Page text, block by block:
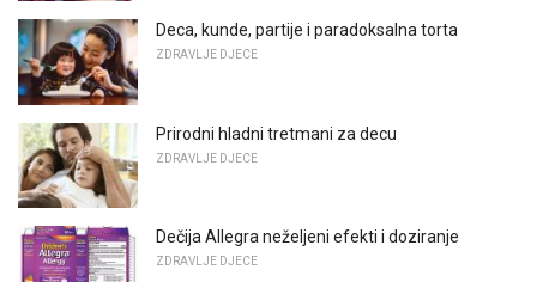
Deca, kunde, partije i paradoksalna torta
ZDRAVLJE DJECE
Prirodni hladni tretmani za decu
ZDRAVLJE DJECE
Dečija Allegra neželjeni efekti i doziranje
ZDRAVLJE DJECE